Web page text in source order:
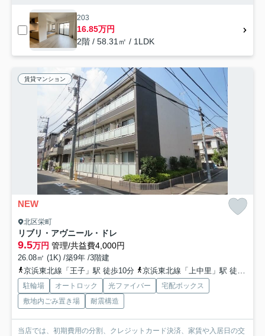
203
16.85万円
2階 / 58.31㎡ / 1LDK
賃貸マンション
NEW
北区栄町
リブリ・アヴニール・ドレ
9.5万円 管理/共益費4,000円
26.08㎡ (1K) /築9年 /3階建
京浜東北線「王子」駅 徒歩10分
京浜東北線「上中里」駅 徒歩10分
駐輪場 オートロック 光ファイバー
宅配ボックス
敷地内ごみ置き場
耐震構造
当店では、初期費用の分割、クレジットカード決済、家賃や入居日の交